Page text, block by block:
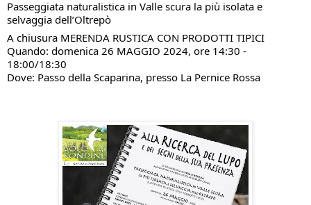
Passeggiata naturalistica in Valle scura la più isolata e
selvaggia dell’Oltrepò
A chiusura MERENDA RUSTICA CON PRODOTTI TIPICI
Quando: domenica 26 MAGGIO 2024, ore 14:30 -
18:00/18:30
Dove: Passo della Scaparina, presso La Pernice Rossa